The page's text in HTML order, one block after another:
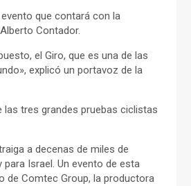
que contará con la
Contador.
el Giro, que es una de las
explicó un portavoz de la
las tres grandes pruebas ciclistas
a decenas de miles de
Israel. Un evento de esta
de Comtec Group, la productora